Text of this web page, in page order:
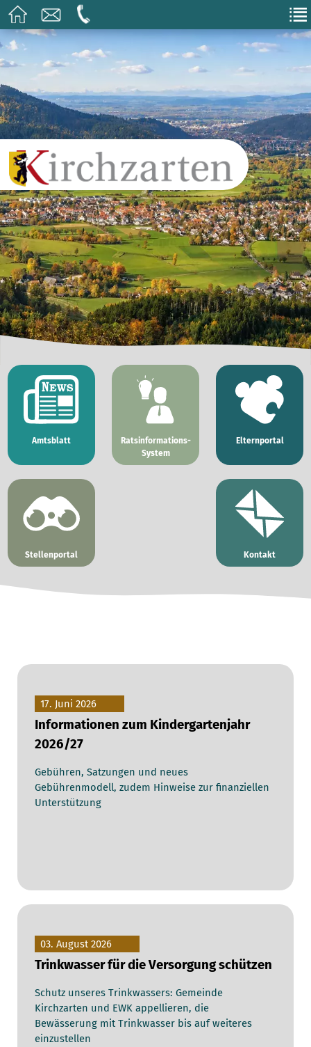
Amtsblatt
Ratsinformations-
System
Elternportal
Stellenportal Kontakt
17. Juni 2026
Informationen zum Kindergartenjahr
2026/27
Gebühren, Satzungen und neues
Gebührenmodell, zudem Hinweise zur finanziellen
Unterstützung
03. August 2026
Trinkwasser für die Versorgung schützen
Schutz unseres Trinkwassers: Gemeinde
Kirchzarten und EWK appellieren, die
Bewässerung mit Trinkwasser bis auf weiteres
einzustellen